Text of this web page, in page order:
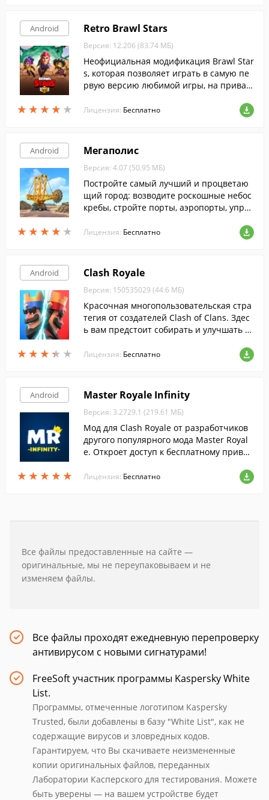
Android
★ ★ ★ ★ ★
★ ★ ★ ★ ★
Retro Brawl Stars
Версия: 12.206 (83.74 МБ)
Неофициальная модификация Brawl Star
s, которая позволяет играть в самую пе
рвую версию любимой игры, на приват
Лицензия: Бесплатно
Android
★ ★ ★ ★ ★
★ ★ ★ ★ ★
Мегаполис
Версия: 4.07 (50.95 МБ)
Постройте самый лучший и процветаю
щий город: возводите роскошные небос
кребы, стройте порты, аэропорты, управ
елей.
Лицензия: Бесплатно
Android
★ ★ ★ ★ ★
★ ★ ★ ★ ★
Clash Royale
Версия: 150535029 (44.6 МБ)
Красочная многопользовательская стра
тегия от создателей Clash of Clans. Здес
ь вам предстоит собирать и улучшать д
ся с многочисленными противниками н
Лицензия: Бесплатно
Android
★ ★ ★ ★ ★
★ ★ ★ ★ ★
Master Royale Infinity
Версия: 3.2729.1 (219.61 МБ)
Мод для Clash Royale от разработчиков
другого популярного мода Master Royal
e. Откроет доступ к бесплатному приват
правилами.
Лицензия: Бесплатно
Все файлы предоставленные на сайте —
оригинальные, мы не переупаковываем и не
изменяем файлы.
Все файлы проходят ежедневную перепроверку
антивирусом с новыми сигнатурами!
FreeSoft участник программы Kaspersky White
List.
Программы, отмеченные логотипом Kaspersky
Trusted, были добавлены в базу "White List", как не
содержащие вирусов и зловредных кодов.
Гарантируем, что Вы скачиваете неизмененные
копии оригинальных файлов, переданных
Лаборатории Касперского для тестирования. Можете
быть уверены — на вашем устройстве будет